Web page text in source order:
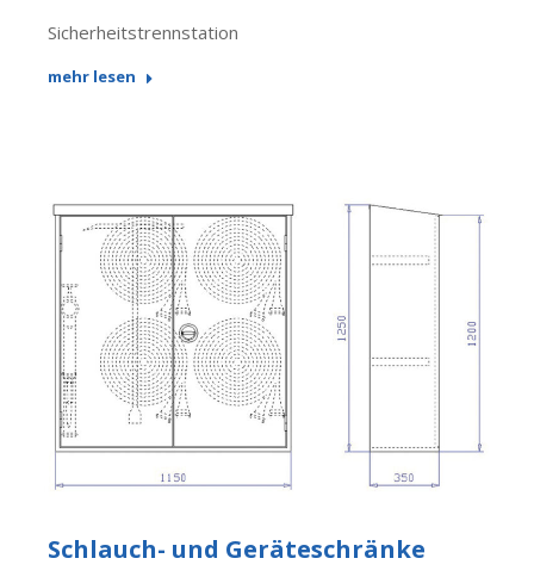
Sicherheitstrennstation
mehr lesen
Schlauch- und Geräteschränke